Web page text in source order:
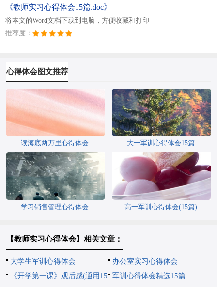
《教师实习心得体会15篇.doc》
将本文的Word文档下载到电脑，方便收藏和打印
推荐度：
心得体会图文推荐
读海底两万里心得体会 大一军训心得体会15篇
学习销售管理心得体会 高一军训心得体会(15篇)
【教师实习心得体会】相关文章：
大学生军训心得体会
办公室实习心得体会
《开学第一课》观后感(通用15
军训心得体会精选15篇